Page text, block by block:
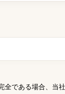
である場合、当